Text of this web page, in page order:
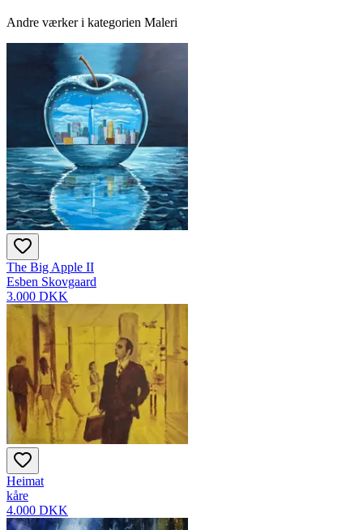
Andre værker i kategorien Maleri
The Big Apple II
Esben Skovgaard
3.000 DKK
Heimat
kåre
4.000 DKK